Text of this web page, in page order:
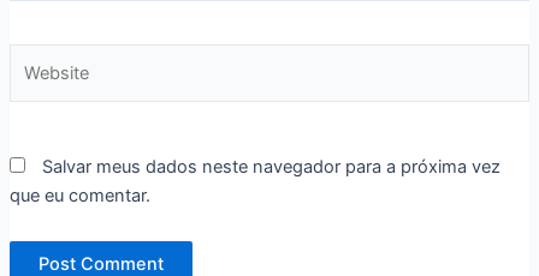
Salvar meus dados neste navegador para a próxima vez
que eu comentar.